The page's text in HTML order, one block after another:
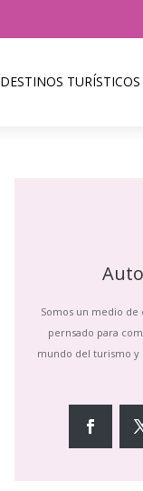
DESTINOS TURÍSTICOS
Somos un medio
pernsado para
mundo del turismo y